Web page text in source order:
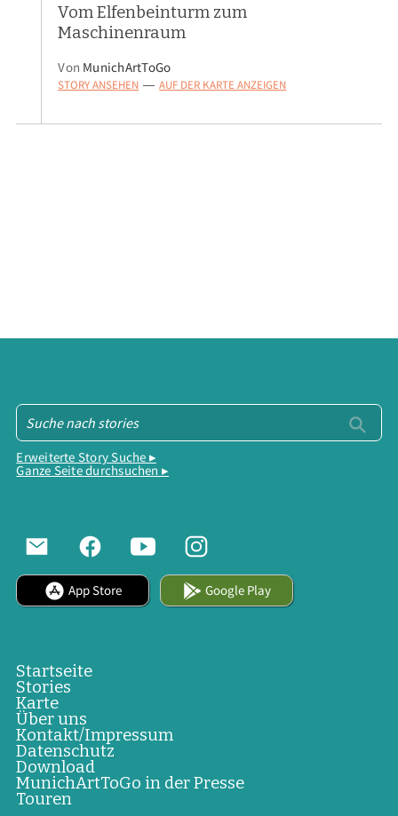
Vom Elfenbeinturm zum
Maschinenraum
Von MunichArtToGo
STORY ANSEHEN — AUF DER KARTE ANZEIGEN
Erweiterte Story Suche ▸
Ganze Seite durchsuchen ▸
App Store Google Play
Startseite
Stories
Karte
Über uns
Kontakt/Impressum
Datenschutz
Download
MunichArtToGo in der Presse
Touren